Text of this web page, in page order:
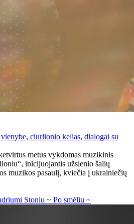
, ciurlionio kelias, dialogai su
metus vykdomas muzikinis
inicijuojantis užsienio šalių
muzikos pasaulį, kviečia į ukrainiečių
Stoniu ~ Po smėliu ~